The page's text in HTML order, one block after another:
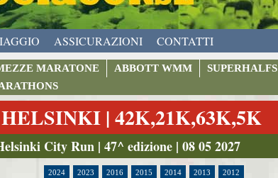
ASSICURAZIONI CONTATTI
MARATONE ABBOTT WMM
SUPERHALFS
| 42K,21K,63K,5K
City Run | 47^ edizione | 08 05 2027
2024 2023 2016 2015 2014 2013 2012